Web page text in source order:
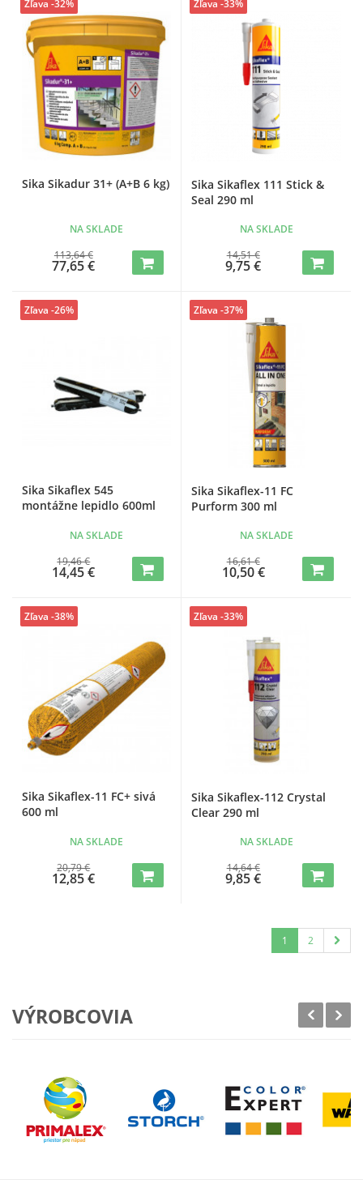
Sika Sikadur 31+ (A+B 6 kg)
NA SKLADE
113,64 €
77,65 €
Zľava -32%
Sika Sikaflex 111 Stick &
Seal 290 ml
NA SKLADE
14,51 €
9,75 €
Zľava -33%
Sika Sikaflex 545
montážne lepidlo 600ml
NA SKLADE
19,46 €
14,45 €
Zľava -26%
Sika Sikaflex-11 FC
Purform 300 ml
NA SKLADE
16,61 €
10,50 €
Zľava -37%
Sika Sikaflex-11 FC+ sivá
600 ml
NA SKLADE
20,79 €
12,85 €
Zľava -38%
Sika Sikaflex-112 Crystal
Clear 290 ml
NA SKLADE
14,64 €
9,85 €
Zľava -33%
1 2
VÝROBCOVIA